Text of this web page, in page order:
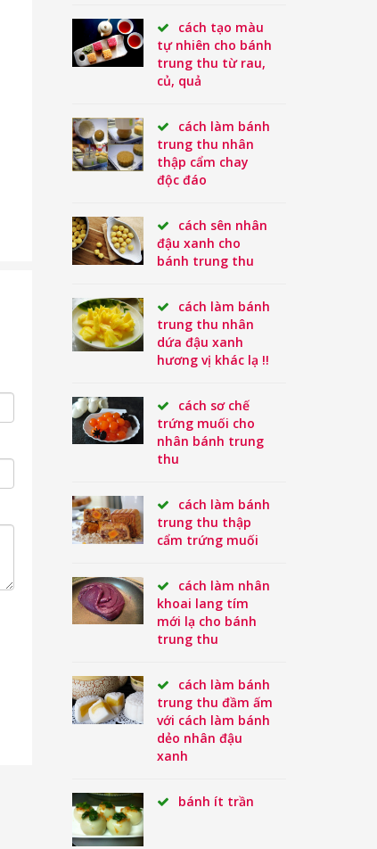
cách tạo màu
tự nhiên cho bánh
trung thu từ rau,
củ, quả
cách làm bánh
trung thu nhân
thập cẩm chay
độc đáo
cách sên nhân
đậu xanh cho
bánh trung thu
cách làm bánh
trung thu nhân
dứa đậu xanh
hương vị khác lạ !!
cách sơ chế
trứng muối cho
nhân bánh trung
thu
cách làm bánh
trung thu thập
cẩm trứng muối
cách làm nhân
khoai lang tím
mới lạ cho bánh
trung thu
cách làm bánh
trung thu đầm ấm
với cách làm bánh
dẻo nhân đậu
xanh
bánh ít trần